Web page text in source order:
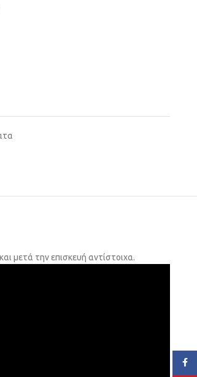
μετά την επισκευή αντίστοιχα.